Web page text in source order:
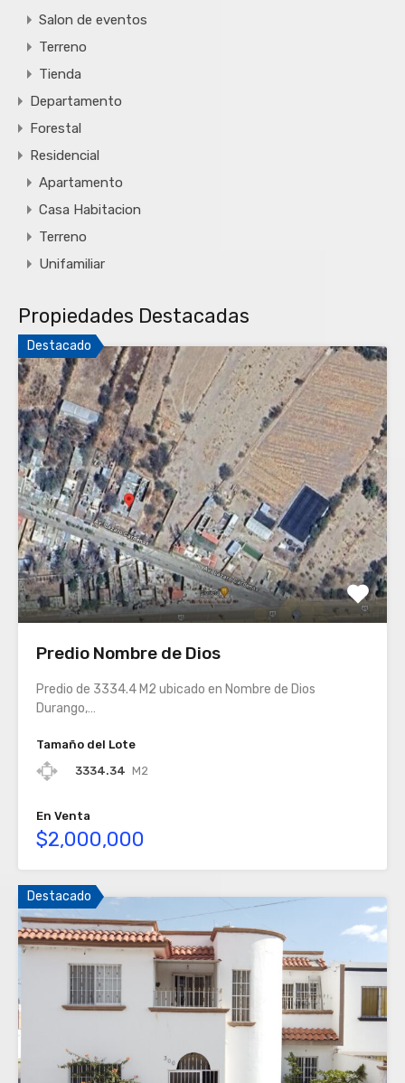
Salon de eventos
Terreno
Tienda
Departamento
Forestal
Residencial
Apartamento
Casa Habitacion
Terreno
Unifamiliar
Propiedades Destacadas
Destacado
Predio Nombre de Dios
Predio de 3334.4 M2 ubicado en Nombre de Dios
Durango,…
Tamaño del Lote
3334.34 M2
En Venta
$2,000,000
Destacado